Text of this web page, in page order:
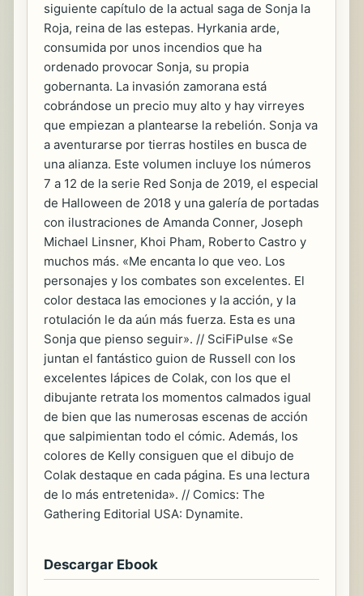
siguiente capítulo de la actual saga de Sonja la
Roja, reina de las estepas. Hyrkania arde,
consumida por unos incendios que ha
ordenado provocar Sonja, su propia
gobernanta. La invasión zamorana está
cobrándose un precio muy alto y hay virreyes
que empiezan a plantearse la rebelión. Sonja va
a aventurarse por tierras hostiles en busca de
una alianza. Este volumen incluye los números
7 a 12 de la serie Red Sonja de 2019, el especial
de Halloween de 2018 y una galería de portadas
con ilustraciones de Amanda Conner, Joseph
Michael Linsner, Khoi Pham, Roberto Castro y
muchos más. «Me encanta lo que veo. Los
personajes y los combates son excelentes. El
color destaca las emociones y la acción, y la
rotulación le da aún más fuerza. Esta es una
Sonja que pienso seguir». // SciFiPulse «Se
juntan el fantástico guion de Russell con los
excelentes lápices de Colak, con los que el
dibujante retrata los momentos calmados igual
de bien que las numerosas escenas de acción
que salpimientan todo el cómic. Además, los
colores de Kelly consiguen que el dibujo de
Colak destaque en cada página. Es una lectura
de lo más entretenida». // Comics: The
Gathering Editorial USA: Dynamite.
Descargar Ebook